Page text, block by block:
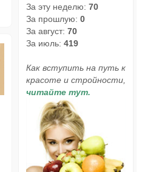
За эту неделю: 70
За прошлую: 0
За август: 70
За июль: 419
Как вступить на путь к
красоте и стройности,
читайте тут.